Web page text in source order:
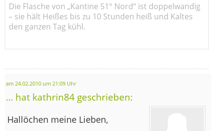
Die Flasche von „Kantine 51° Nord“ ist doppelwandig
– sie hält Heißes bis zu 10 Stunden heiß und Kaltes
den ganzen Tag kühl.
am 24.02.2010 um 21:09 Uhr
... hat kathrin84 geschrieben:
Hallöchen meine Lieben,